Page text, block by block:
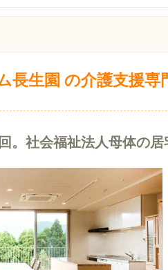
長生園 の介護支援
。社会福祉法人母体の